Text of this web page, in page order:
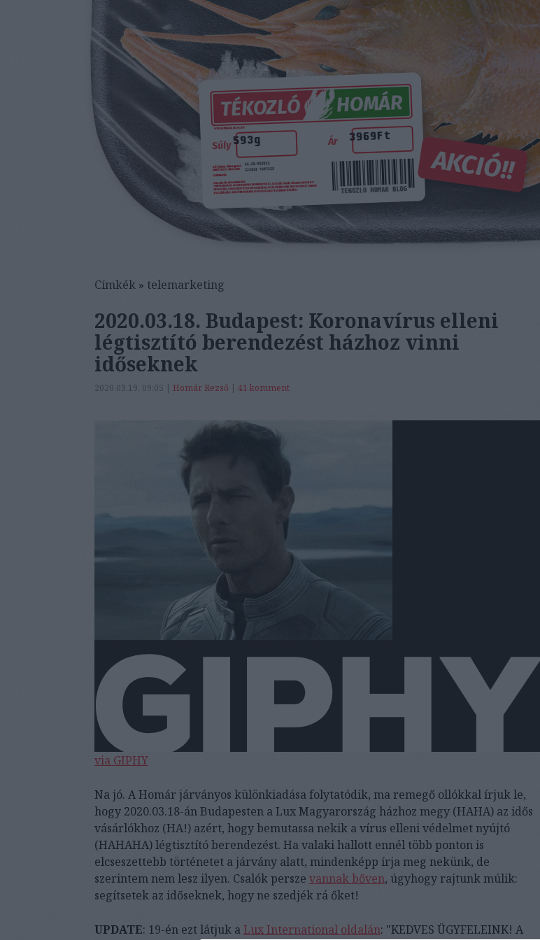
Címkék» telemarketing
2020.03.18. Budapest: Koronavírus elleni
légtisztító berendezést házhoz vinni
időseknek
2020.03.19. 09:05 | Homár Rezső | 41 komment
via GIPHY
Na jó. A Homár járványos különkiadása folytatódik, ma remegő ollókkal írjuk le,
hogy 2020.03.18-án Budapesten a Lux Magyarország házhoz megy (HAHA) az idős
vásárlókhoz (HA!) azért, hogy bemutassa nekik a vírus elleni védelmet nyújtó
(HAHAHA) légtisztító berendezést. Ha valaki hallott ennél több ponton is
elcseszettebb történetet a járvány alatt, mindenképp írja meg nekünk, de
szerintem nem lesz ilyen. Csalók persze vannak bőven, úgyhogy rajtunk múlik:
segítsetek az időseknek, hogy ne szedjék rá őket!
UPDATE: 19-én ezt látjuk aLux International oldalán: "KEDVES ÜGYFELEINK! A